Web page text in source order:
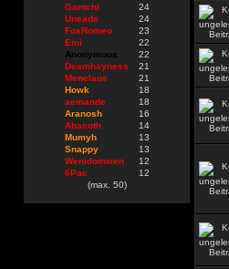
Gantchi
24
Uneade
24
FoxRomeo
23
Emi
22
Anonymous
22
Deamhayness
21
Menelaos
21
Howk
18
aemande
18
Aranosh
16
Abacoth
14
Mumyh
13
Snappy
13
Wenidomwen
12
6Pac
12
(max. 50)